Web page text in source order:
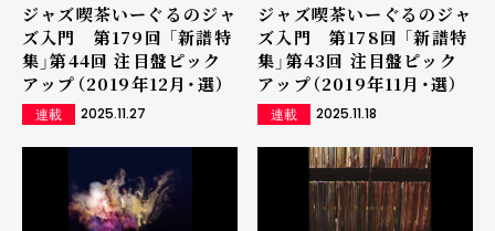
ジャズ喫茶いーぐるのジャ
ズ入門 第179回 「新譜特
集」第44回 注目盤ピック
アップ（2019年12月・選）
連載 2025.11.27
ジャズ喫茶いーぐるのジャ
ズ入門 第178回 「新譜特
集」第43回 注目盤ピック
アップ（2019年11月・選）
連載 2025.11.18